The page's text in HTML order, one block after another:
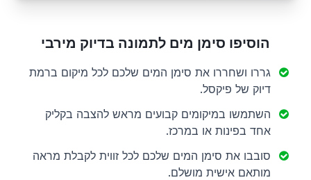
הוסיפו סימן מים לתמונה בדיוק מירבי
גררו ושחררו את סימן המים שלכם לכל מיקום ברמת
דיוק של פיקסל.
השתמשו במיקומים קבועים מראש להצבה בקליק
אחד בפינות או במרכז.
סובבו את סימן המים שלכם לכל זווית לקבלת מראה
מותאם אישית מושלם.